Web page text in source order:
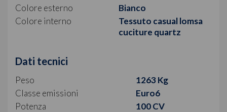
Colore esterno
Bianco
Colore interno
Tessuto casual lomsa
cuciture quartz
Dati tecnici
Peso
1263 Kg
Classe emissioni
Euro6
Potenza
100 CV